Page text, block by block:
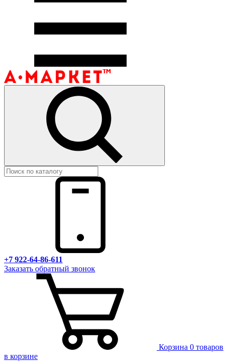
+7 922-64-86-611
Заказать обратный звонок
Корзина 0 товаров
в корзине